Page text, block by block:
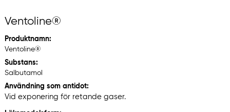
Ventoline®
Produktnamn:
Ventoline®
Substans:
Salbutamol
Användning som antidot:
Vid exponering för retande gaser.